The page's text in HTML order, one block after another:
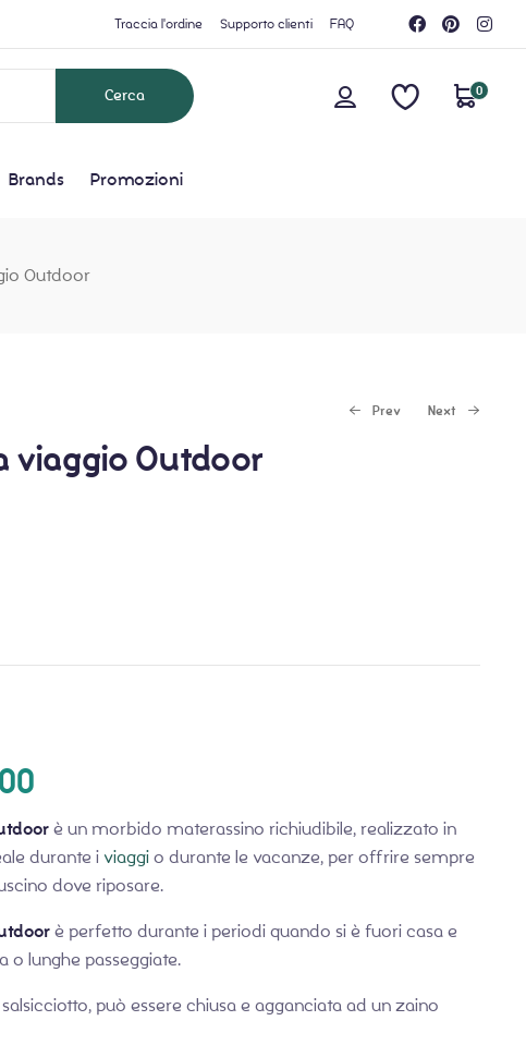
Traccia l'ordine Supporto clienti FAQ
0
Brands Promozioni
Outdoor
Prev Next
viaggio Outdoor
è un morbido materassino richiudibile, realizzato in
durante i viaggio durante le vacanze, per offrire sempre
dove riposare.
è perfetto durante i periodi quando si è fuori casa e
o lunghe passeggiate.
può essere chiusa e agganciata ad un zaino